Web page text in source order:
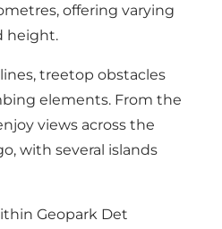
offering varying
height.
treetop obstacles
elements. From the
views across the
with several islands
Geopark Det